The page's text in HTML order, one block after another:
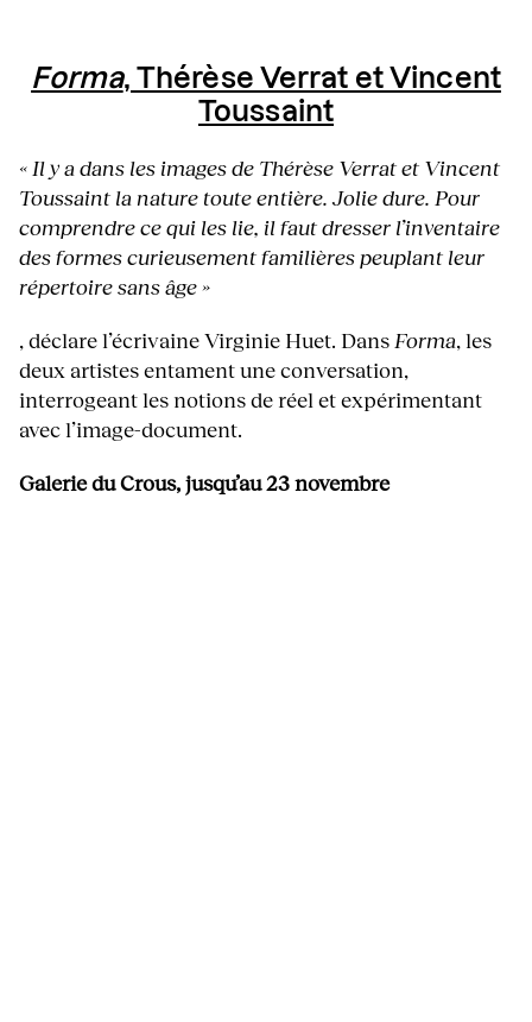
Forma, Thérèse Verrat et Vincent
Toussaint
« Il y a dans les images de Thérèse Verrat et Vincent
Toussaint la nature toute entière. Jolie dure. Pour
comprendre ce qui les lie, il faut dresser l’inventaire
des formes curieusement familières peuplant leur
répertoire sans âge »
, déclare l’écrivaine Virginie Huet. Dans Forma, les
deux artistes entament une conversation,
interrogeant les notions de réel et expérimentant
avec l’image-document.
Galerie du Crous, jusqu’au 23 novembre